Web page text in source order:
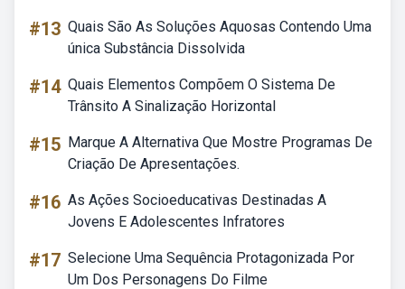
#13 Quais São As Soluções Aquosas Contendo Uma
única Substância Dissolvida
#14 Quais Elementos Compõem O Sistema De
Trânsito A Sinalização Horizontal
#15 Marque A Alternativa Que Mostre Programas De
Criação De Apresentações.
#16 As Ações Socioeducativas Destinadas A
Jovens E Adolescentes Infratores
#17 Selecione Uma Sequência Protagonizada Por
Um Dos Personagens Do Filme